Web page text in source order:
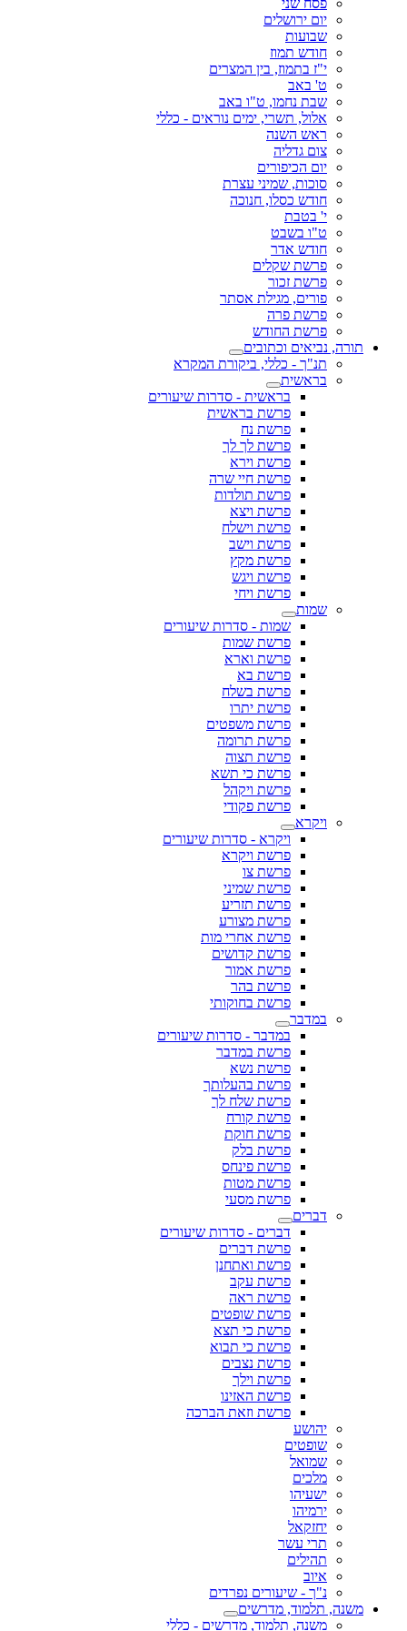
פסח שני
יום ירושלים
שבועות
חודש תמוז
י"ז בתמוז, בין המצרים
ט' באב
שבת נחמו, ט"ו באב
אלול, תשרי, ימים נוראים - כללי
ראש השנה
צום גדליה
יום הכיפורים
סוכות, שמיני עצרת
חודש כסלו, חנוכה
י' בטבת
ט"ו בשבט
חודש אדר
פרשת שקלים
פרשת זכור
פורים, מגילת אסתר
פרשת פרה
פרשת החודש
תורה, נביאים וכתובים
תנ"ך - כללי, ביקורת המקרא
בראשית
בראשית - סדרות שיעורים
פרשת בראשית
פרשת נח
פרשת לך לך
פרשת וירא
פרשת חיי שרה
פרשת תולדות
פרשת ויצא
פרשת וישלח
פרשת וישב
פרשת מקץ
פרשת ויגש
פרשת ויחי
שמות
שמות - סדרות שיעורים
פרשת שמות
פרשת וארא
פרשת בא
פרשת בשלח
פרשת יתרו
פרשת משפטים
פרשת תרומה
פרשת תצוה
פרשת כי תשא
פרשת ויקהל
פרשת פקודי
ויקרא
ויקרא - סדרות שיעורים
פרשת ויקרא
פרשת צו
פרשת שמיני
פרשת תזריע
פרשת מצורע
פרשת אחרי מות
פרשת קדושים
פרשת אמור
פרשת בהר
פרשת בחוקותי
במדבר
במדבר - סדרות שיעורים
פרשת במדבר
פרשת נשא
פרשת בהעלותך
פרשת שלח לך
פרשת קורח
פרשת חוקת
פרשת בלק
פרשת פינחס
פרשת מטות
פרשת מסעי
דברים
דברים - סדרות שיעורים
פרשת דברים
פרשת ואתחנן
פרשת עקב
פרשת ראה
פרשת שופטים
פרשת כי תצא
פרשת כי תבוא
פרשת נצבים
פרשת וילך
פרשת האזינו
פרשת וזאת הברכה
יהושע
שופטים
שמואל
מלכים
ישעיהו
ירמיהו
יחזקאל
תרי עשר
תהילים
איוב
נ"ך - שיעורים נפרדים
משנה, תלמוד, מדרשים
משנה, תלמוד, מדרשים - כללי